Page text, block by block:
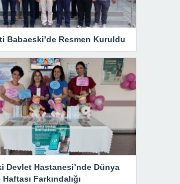
Babaeski’de Resmen Kuruldu
Devlet Hastanesi’nde Dünya
Farkındalığı